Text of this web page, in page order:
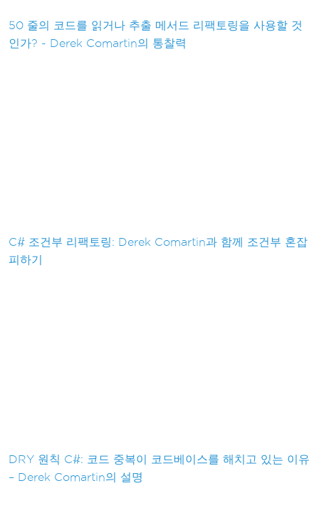
50 줄의 코드를 읽거나 추출 메서드 리팩토링을 사용할 것
인가? - Derek Comartin의 통찰력
C# 조건부 리팩토링: Derek Comartin과 함께 조건부 혼잡
피하기
DRY 원칙 C#: 코드 중복이 코드베이스를 해치고 있는 이유
– Derek Comartin의 설명